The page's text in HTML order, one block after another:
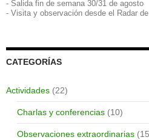
- Salida fin de semana 30/31 de agosto
- Visita y observación desde el Radar
CATEGORÍAS
Actividades (22)
Charlas y conferencias (10)
Observaciones extraordinarias